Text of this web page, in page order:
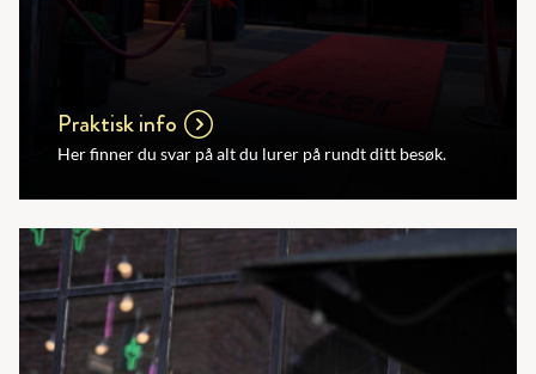
Praktisk info
Her finner du svar på alt du lurer på rundt ditt besøk.